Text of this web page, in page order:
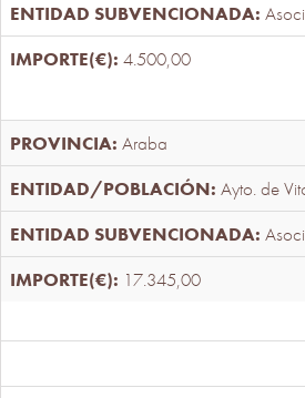
4.500,00
Araba
Ayto. de
17.345,00